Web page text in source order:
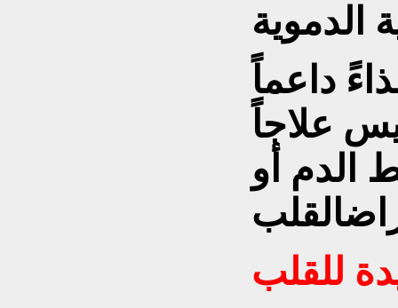
داعماً
علاجاً
الدم أو
للقلب